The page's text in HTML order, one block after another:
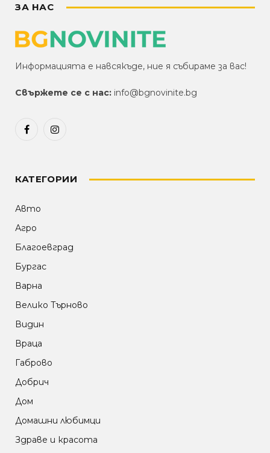
ЗА НАС
Информацията е навсякъде, ние я събираме за вас!
Свържете се с нас: info@bgnovinite.bg
FacebookInstagram
КАТЕГОРИИ
Авто
Агро
Благоевград
Бургас
Варна
Велико Търново
Видин
Враца
Габрово
Добрич
Дом
Домашни любимци
Здраве и красота